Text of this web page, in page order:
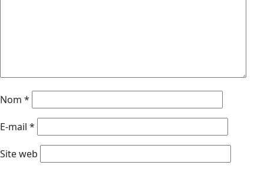
Nom *
E-mail *
Site web